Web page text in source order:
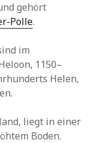
gehört
Polle.
im
1150–
Helen,
liegt in einer
Boden.